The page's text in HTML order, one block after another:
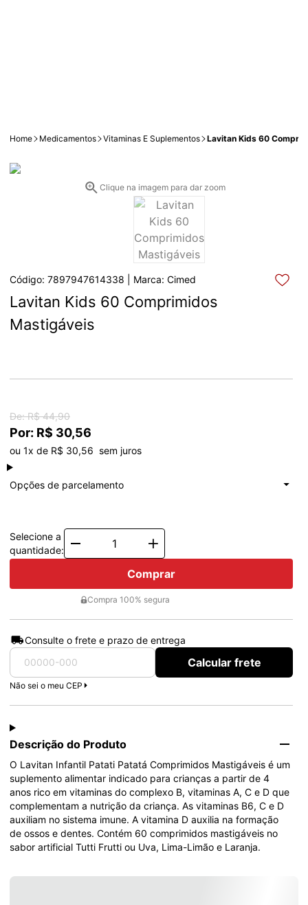
Home Medicamentos Vitaminas E Suplementos Lavitan Kids 60
Clique na imagem para dar zoom
Código: 7897947614338 | Marca: Cimed
Lavitan Kids 60 Comprimidos
Mastigáveis
De: R$ 44,90
Por: R$ 30,56
ou 1x de R$ 30,56  sem juros
Opções de parcelamento
à vistaR$ 30,56
Total: R$ 30,56
Selecione a
quantidade:
Comprar
Compra 100% segura
Consulte o frete e prazo de entrega
Calcular frete
Não sei o meu CEP
Descrição do Produto
O Lavitan Infantil Patati Patatá Comprimidos Mastigáveis é um
suplemento alimentar indicado para crianças a partir de 4
anos rico em vitaminas do complexo B, vitaminas A, C e D que
complementam a nutrição da criança. As vitaminas B6, C e D
auxiliam no sistema imune. A vitamina D auxilia na formação
de ossos e dentes. Contém 60 comprimidos mastigáveis no
sabor artificial Tutti Frutti ou Uva, Lima-Limão e Laranja.